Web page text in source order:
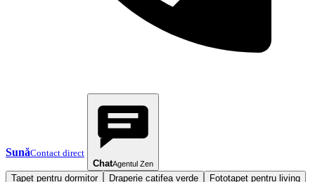
SunăContact direct
ChatAgentul Zen
Tapet pentru dormitor Draperie catifea verde Fototapet pentru living